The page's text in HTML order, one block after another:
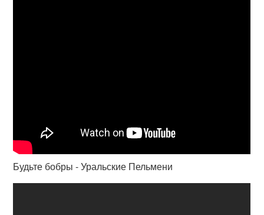
Будьте бобры - Уральские Пельмени